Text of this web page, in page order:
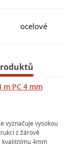
ocelové
m PC 4 mm
vyznačuje vysokou
z žárově
kvalitnímu 4mm